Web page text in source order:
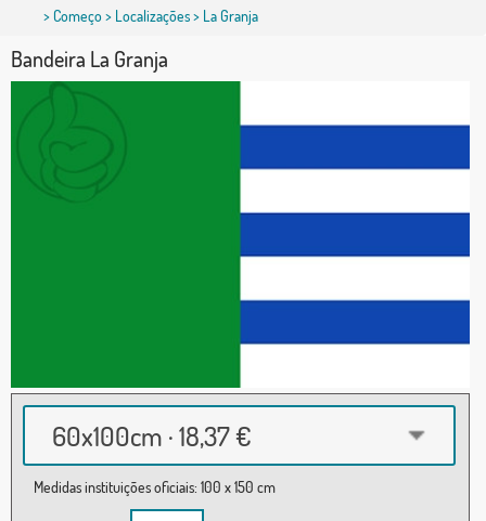
>Começo> Localizações> La Granja
Bandeira La Granja
60x100cm · 18,37 €
Medidas instituições oficiais: 100 x 150 cm